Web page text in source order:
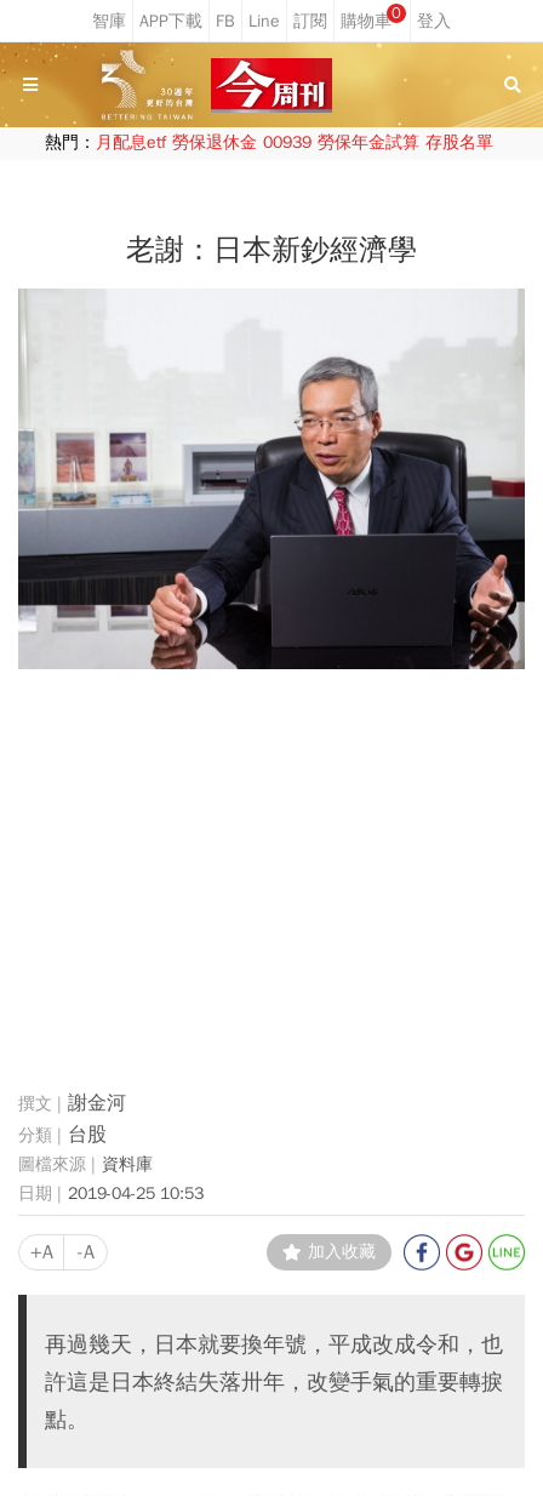
0
熱門： 月配息etf 勞保退休金 00939 勞保年金試算 存股名單
老謝：日本新鈔經濟學
謝金河
台股
資料庫
2019-04-25 10:53
+A -A 加入收藏
再過幾天，日本就要換年號，平成改成令和，也
許這是日本終結失落卅年，改變手氣的重要轉捩
點。